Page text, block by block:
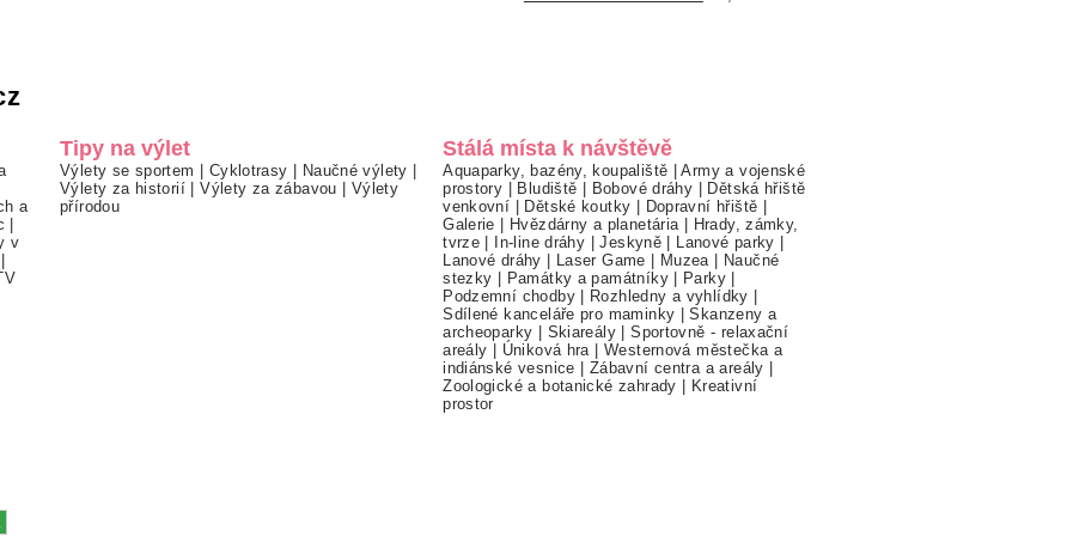
a
|
v
|
Tipy na výlet
Výlety se sportem | Cyklotrasy | Naučné výlety |
Výlety za historií |Výlety za zábavou | Výlety
přírodou
Stálá místa k návštěvě
Aquaparky, bazény, koupaliště |Army a vojenské
prostory | Bludiště | Bobové dráhy | Dětská hřiště
venkovní | Dětské koutky | Dopravní hřiště |
Galerie | Hvězdárny a planetária | Hrady, zámky,
tvrze | In-line dráhy |Jeskyně | Lanové parky |
Lanové dráhy | Laser Game | Muzea | Naučné
stezky | Památky a památníky| Parky |
Podzemní chodby| Rozhledny a vyhlídky |
Sdílené kanceláře pro maminky |Skanzeny a
archeoparky | Skiareály |Sportovně - relaxační
areály | Úniková hra |Westernová městečka a
indiánské vesnice | Zábavní centra a areály |
Zoologické a botanické zahrady | Kreativní
prostor